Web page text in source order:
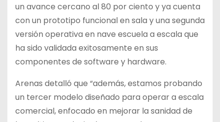
un avance cercano al 80 por ciento y ya cuenta
con un prototipo funcional en sala y una segunda
versión operativa en nave escuela a escala que
ha sido validada exitosamente en sus
componentes de software y hardware.
Arenas detalló que “además, estamos probando
un tercer modelo diseñado para operar a escala
comercial, enfocado en mejorar la sanidad de